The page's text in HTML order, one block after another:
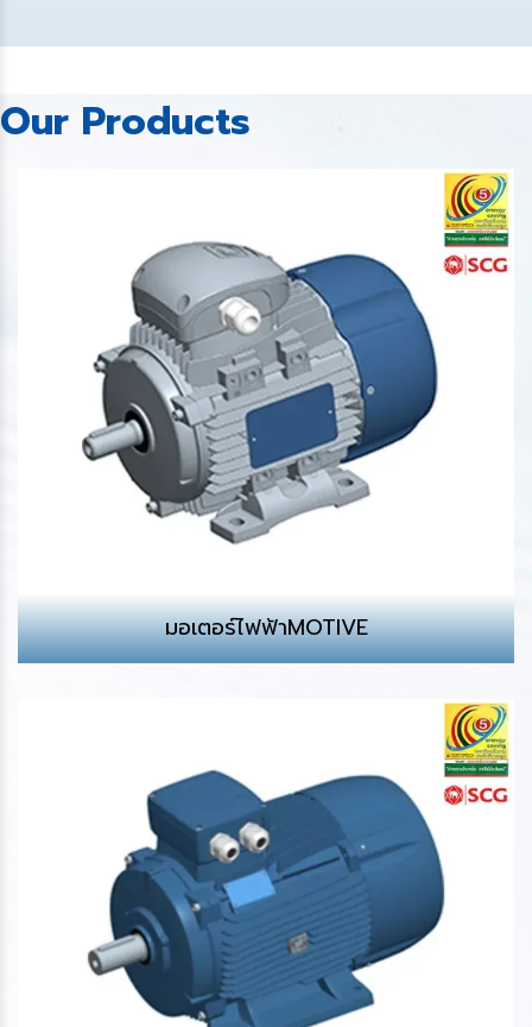
Our Products
มอเตอร์ไฟฟ้าMOTIVE